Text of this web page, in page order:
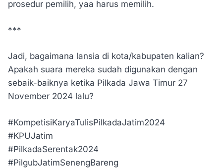
prosedur pemilih, yaa harus memilih.
***
Jadi, bagaimana lansia di kota/kabupaten kalian?
Apakah suara mereka sudah digunakan dengan
sebaik-baiknya ketika Pilkada Jawa Timur 27
November 2024 lalu?
#KompetisiKaryaTulisPilkadaJatim2024
#KPUJatim
#PilkadaSerentak2024
#PilgubJatimSenengBareng